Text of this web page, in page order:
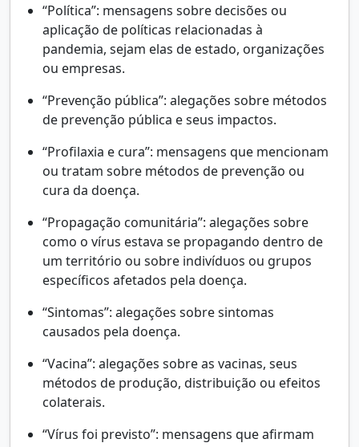
“Política”: mensagens sobre decisões ou
aplicação de políticas relacionadas à
pandemia, sejam elas de estado, organizações
ou empresas.
“Prevenção pública”: alegações sobre métodos
de prevenção pública e seus impactos.
“Profilaxia e cura”: mensagens que mencionam
ou tratam sobre métodos de prevenção ou
cura da doença.
“Propagação comunitária”: alegações sobre
como o vírus estava se propagando dentro de
um território ou sobre indivíduos ou grupos
específicos afetados pela doença.
“Sintomas”: alegações sobre sintomas
causados pela doença.
“Vacina”: alegações sobre as vacinas, seus
métodos de produção, distribuição ou efeitos
colaterais.
“Vírus foi previsto”: mensagens que afirmam